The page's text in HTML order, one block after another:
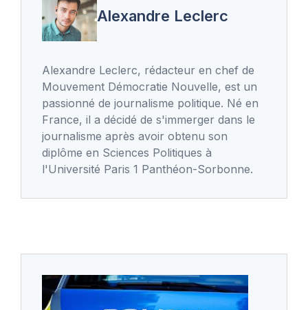
Alexandre Leclerc
Alexandre Leclerc, rédacteur en chef de
Mouvement Démocratie Nouvelle, est un
passionné de journalisme politique. Né en
France, il a décidé de s'immerger dans le
journalisme après avoir obtenu son
diplôme en Sciences Politiques à
l'Université Paris 1 Panthéon-Sorbonne.